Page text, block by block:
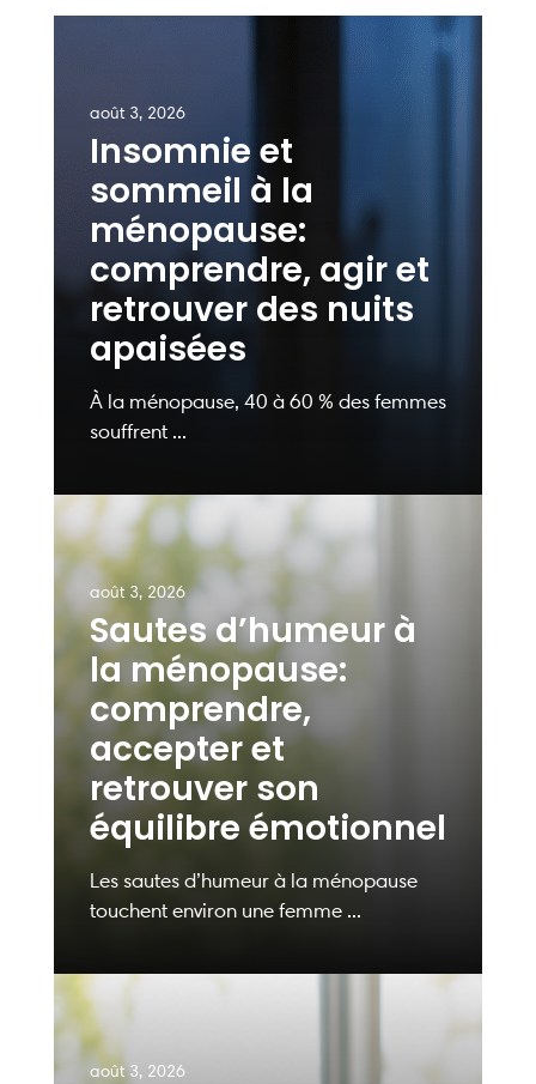
août 3, 2026
Insomnie et
sommeil à la
ménopause:
comprendre, agir et
retrouver des nuits
apaisées
À la ménopause, 40 à 60 % des femmes
souffrent ...
août 3, 2026
Sautes d’humeur à
la ménopause:
comprendre,
accepter et
retrouver son
équilibre émotionnel
Les sautes d’humeur à la ménopause
touchent environ une femme ...
août 3, 2026